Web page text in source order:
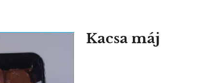
Kacsa máj